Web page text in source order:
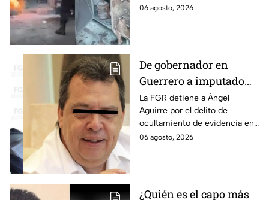
hospital para recibir atención
06 agosto, 2026
De gobernador en
Guerrero a imputado
por la "Verdad
Histórica"; Así fue como
Ángel Aguirre obstruyó
la justicia en caso
La FGR detiene a Ángel
Aguirre por el delito de
ocultamiento de evidencia en
el caso Ayotzinapa. Esta es la
06 agosto, 2026
¿Quién es el capo más